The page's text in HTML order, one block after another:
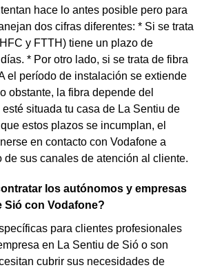
hace lo antes posible pero para
dos cifras diferentes: * Si se trata
y FTTH) tiene un plazo de
* Por otro lado, si se trata de fibra
el período de instalación se extiende
obstante, la fibra depende del
situada tu casa de La Sentiu de
estos plazos se incumplan, el
en contacto con Vodafone a
de sus canales de atención al cliente.
los autónomos y empresas
Sió con Vodafone?
para clientes profesionales
en La Sentiu de Sió o son
cubrir sus necesidades de